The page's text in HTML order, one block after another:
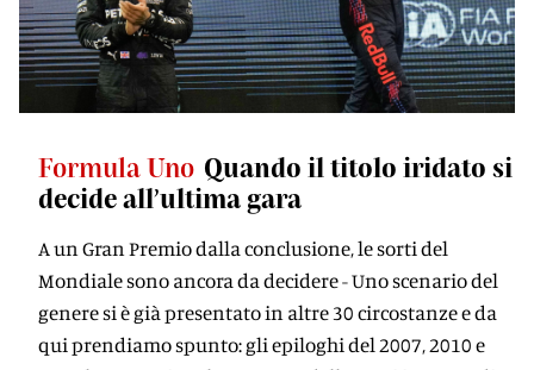
Formula Uno Quando il titolo iridato si
decide all’ultima gara
A un Gran Premio dalla conclusione, le sorti del
Mondiale sono ancora da decidere - Uno scenario del
genere si è già presentato in altre 30 circostanze e da
qui prendiamo spunto: gli epiloghi del 2007, 2010 e